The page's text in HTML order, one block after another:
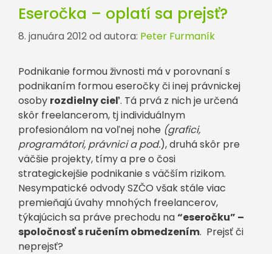
Eseročka – oplatí sa prejsť?
8. januára 2012od autora: Peter Furmaník
Podnikanie formou živnosti má v porovnaní s
podnikaním formou eseročky či inej právnickej
osoby rozdielny cieľ. Tá prvá z nich je určená
skôr freelancerom, tj individuálnym
profesionálom na voľnej nohe (grafici,
programátori, právnici a pod.), druhá skôr pre
väčšie projekty, tímy a pre o čosi
strategickejšie podnikanie s väčším rizikom.
Nesympatické odvody SZČO však stále viac
premieňajú úvahy mnohých freelancerov,
týkajúcich sa práve prechodu na“eseročku” –
spoločnosť s ručením obmedzením. Prejsť či
neprejsť?